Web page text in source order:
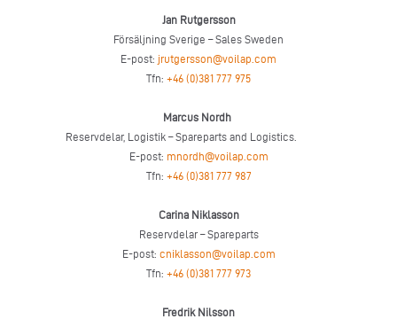
Jan Rutgersson
Försäljning Sverige – Sales Sweden
E-post: jrutgersson@voilap.com
Tfn: +46 (0)381 777 975
Marcus Nordh
Reservdelar, Logistik – Spareparts and Logistics.
E-post: mnordh@voilap.com
Tfn: +46 (0)381 777 987
Carina Niklasson
Reservdelar – Spareparts
E-post: cniklasson@voilap.com
Tfn: +46 (0)381 777 973
Fredrik Nilsson